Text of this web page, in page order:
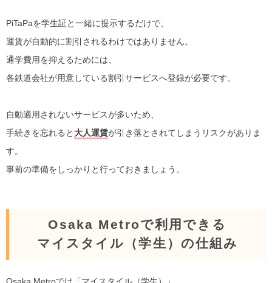
PiTaPaを学生証と一緒に提示するだけで、
運賃が自動的に割引されるわけではありません。
通学費用を抑えるためには、
各鉄道会社が用意している割引サービスへ登録が必要です。
自動適用されないサービスが多いため、
手続きを忘れると 大人運賃が引き落とされてしまうリスクがありま
す。
事前の準備をしっかりと行っておきましょう。
Osaka Metroで利用できる
マイスタイル（学生）の仕組み
Osaka Metroでは「マイスタイル（学生）」